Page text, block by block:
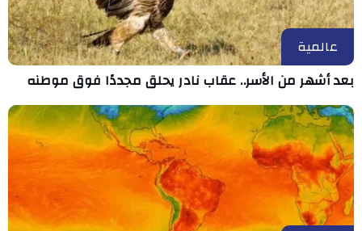
عالمية
بعد أشهر من الأسر.. عقاب نادر يحلق مجددًا فوق موطنه